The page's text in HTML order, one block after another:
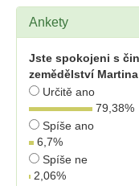
Ankety
Jste spokojeni s
zemědělství
Určitě ano
79,38%
Spíše ano
6,7%
Spíše ne
2,06%